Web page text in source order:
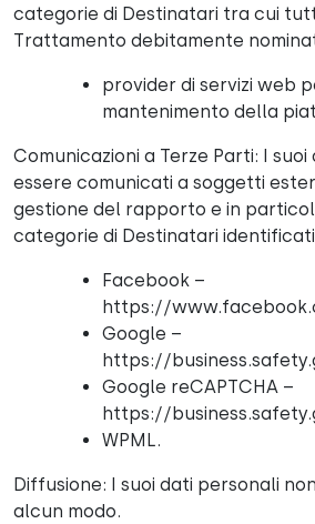
categorie di Destinatari tra cui
Trattamento debitamente
provider di servizi web
mantenimento della
Comunicazioni a Terze Parti: I
essere comunicati a soggetti
gestione del rapporto e in
categorie di Destinatari
Facebook –
https://
Google –
https://
Google reCAPTCHA –
https://
WPML.
Diffusione: I suoi dati personali
alcun modo.